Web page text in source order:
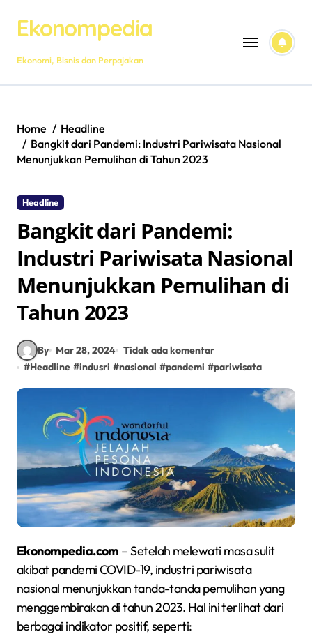
contentEkonompedia
Ekonomi, Bisnis dan Perpajakan
Home
Headline
Bangkit dari Pandemi: Industri Pariwisata Nasional
Menunjukkan Pemulihan di Tahun 2023
Headline
Bangkit dari Pandemi:
Industri Pariwisata Nasional
Menunjukkan Pemulihan di
Tahun 2023
By Mar 28, 2024 Tidak ada komentar
#Headline #indusri #nasional #pandemi #pariwisata
Ekonompedia.com – Setelah melewati masa sulit
akibat pandemi COVID-19, industri pariwisata
nasional menunjukkan tanda-tanda pemulihan yang
menggembirakan di tahun 2023. Hal ini terlihat dari
berbagai indikator positif, seperti: